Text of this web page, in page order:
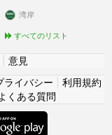
湾岸
すべてのリスト
意見
ライバシー
利用規約
くある質問